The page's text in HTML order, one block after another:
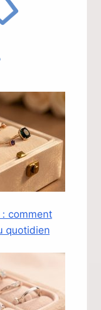
comment
quotidien